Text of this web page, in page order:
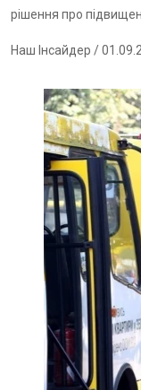
рішення про
Наш Інсайдер /